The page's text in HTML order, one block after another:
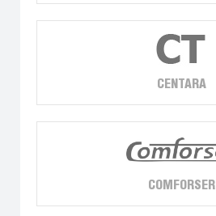
CENTARA
COMFORSER